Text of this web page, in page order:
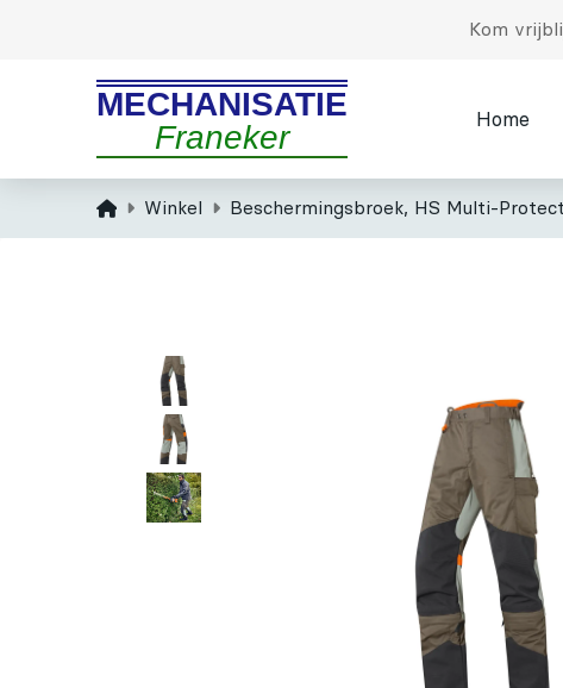
Kom
MECHANISATIE
Franeker
Home
HomeWinkel Beschermingsbroek, HS Multi-